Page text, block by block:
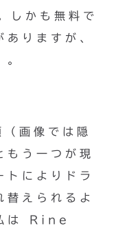
かも無料で
ありますが、
。
画像では隠
もう一つが現
トによりドラ
替えられるよ
は Rine